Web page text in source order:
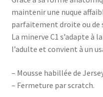
maintenir une nuque
parfaitement droite ou de
La minerve C1 s’adapte à
l’adulte et convient à un
– Mousse habillée de
– Fermeture par scratch.